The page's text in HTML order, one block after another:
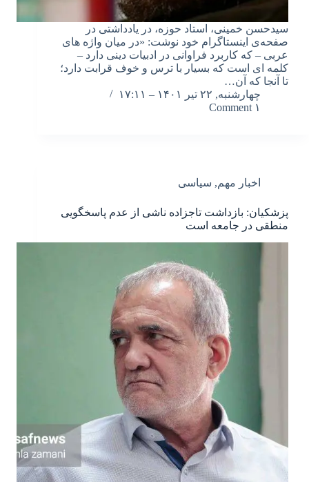
سیدحسن خمینی، استاد حوزه، در یادداشتی در
صفحه‌ی اینستاگرام خود نوشت: «در میان واژه های
عربی – که کاربرد فراوانی در ادبیات دینی دارد –
کلمه ای است که بسیار با ترس و خوف قرابت دارد؛
تا آنجا که آن…
چهارشنبه, ۲۲ تیر ۱۴۰۱ – ۱۷:۱۱
۱ Comment
اخبار مهم, سیاسی
پزشکیان: بازداشت‌ تاجزاده ناشی از عدم پاسخگویی
منطقی در جامعه است